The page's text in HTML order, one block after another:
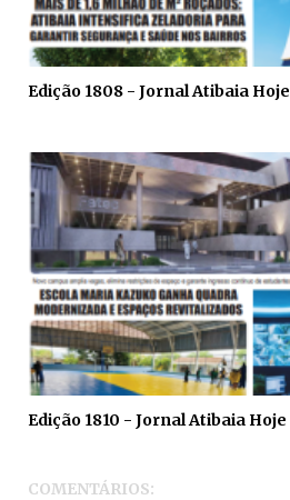
Edição 1808 - Jornal Atibaia Hoje
Edição 1810 - Jornal Atibaia Hoje
COMENTÁRIOS: